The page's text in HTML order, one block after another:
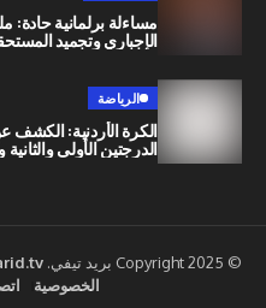
مساءلة برلمانية حادة: ملف المهندسين
الإجباري وتجميد المستحقات
الرياضة
الكرة الأردنية: الكشف عن مواجهات
الدرجتين الأولى والثانية وكأس الأردن لموسم
Barid.tv
اتصل بنا من